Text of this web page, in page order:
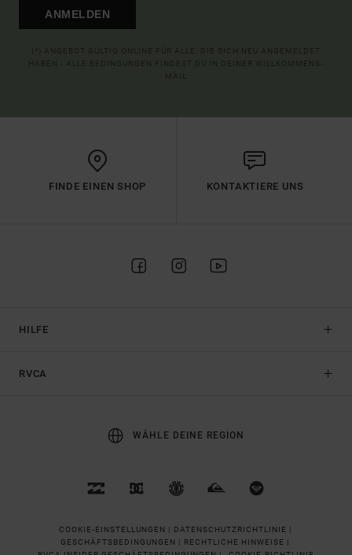
ANMELDEN
FINDE EINEN SHOP KONTAKTIERE UNS
HILFE
RVCA
WÄHLE DEINE REGION
COOKIE-EINSTELLUNGEN | DATENSCHUTZRICHTLINIE |
GESCHÄFTSBEDINGUNGEN | RECHTLICHE HINWEISE |